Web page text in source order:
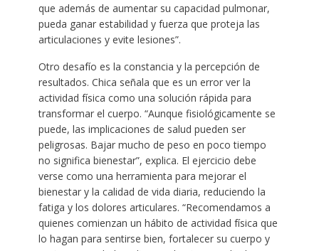
que además de aumentar su capacidad pulmonar,
pueda ganar estabilidad y fuerza que proteja las
articulaciones y evite lesiones”.
Otro desafío es la constancia y la percepción de
resultados. Chica señala que es un error ver la
actividad física como una solución rápida para
transformar el cuerpo. “Aunque fisiológicamente se
puede, las implicaciones de salud pueden ser
peligrosas. Bajar mucho de peso en poco tiempo
no significa bienestar”, explica. El ejercicio debe
verse como una herramienta para mejorar el
bienestar y la calidad de vida diaria, reduciendo la
fatiga y los dolores articulares. “Recomendamos a
quienes comienzan un hábito de actividad física que
lo hagan para sentirse bien, fortalecer su cuerpo y